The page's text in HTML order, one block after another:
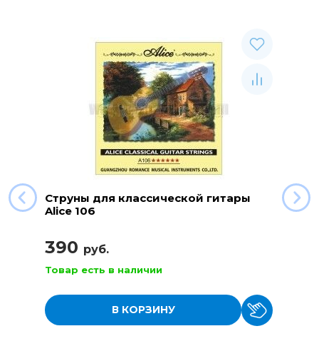
Струны для классической гитары
Alice 106
390 руб.
Товар есть в наличии
В КОРЗИНУ